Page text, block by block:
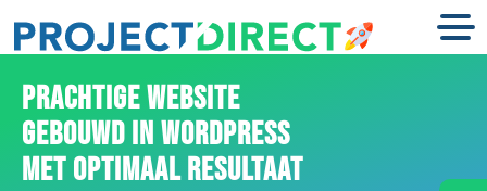
PRACHTIGE WEBSITE
GEBOUWD IN WORDPRESS
MET OPTIMAAL RESULTAAT